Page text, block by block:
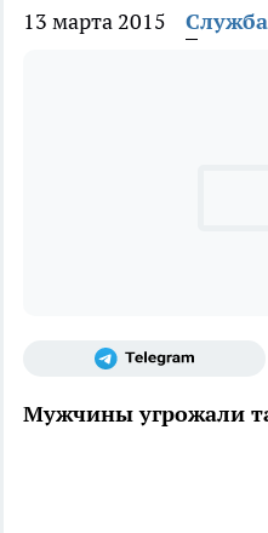
13 марта 2015
Мужчины угрожали